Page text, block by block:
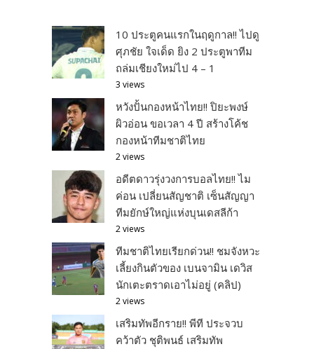
10 ประตูคนแรกในฤดูกาล!! ไปดู
ศุภชัย ใจเด็ด ยิง 2 ประตูพาทีม
ถล่มเชียงใหม่ไป 4 – 1
3 views
หวังปั้นกองหน้าไทย!! ปิยะพงษ์
ผิวอ่อน ขอเวลา 4 ปี สร้างโค้ช
กองหน้าทีมชาติไทย
2 views
อดีตดาวรุ่งวงการบอลไทย!! ไม
ค่อน เปลี่ยนสัญชาติ เซ็นสัญญา
ทีมยักษ์ใหญ่แห่งบุนเดสลีก้า
2 views
ทีมชาติไทยเรียกด่วน!! ชมจังหวะ
เลี้ยงกินตัวของ เบนจามิน เดวิส
นักเตะตราดเอาไม่อยู่ (คลิป)
2 views
เสริมทัพอีกราย!! พีที ประจวบ
คว้าตัว ชุติพนธ์ เสริมทัพ